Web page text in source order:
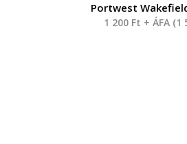
Portwest
1 200 Ft + ÁFA (1